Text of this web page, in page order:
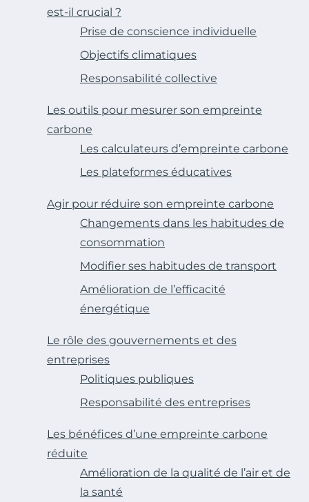
est-il crucial ?
Prise de conscience individuelle
Objectifs climatiques
Responsabilité collective
Les outils pour mesurer son empreinte
carbone
Les calculateurs d’empreinte carbone
Les plateformes éducatives
Agir pour réduire son empreinte carbone
Changements dans les habitudes de
consommation
Modifier ses habitudes de transport
Amélioration de l’efficacité
énergétique
Le rôle des gouvernements et des
entreprises
Politiques publiques
Responsabilité des entreprises
Les bénéfices d’une empreinte carbone
réduite
Amélioration de la qualité de l’air et de
la santé